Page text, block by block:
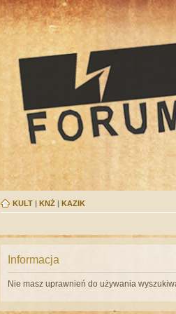
KULT | KNŻ | KAZIK
Informacja
Nie masz uprawnień do używania